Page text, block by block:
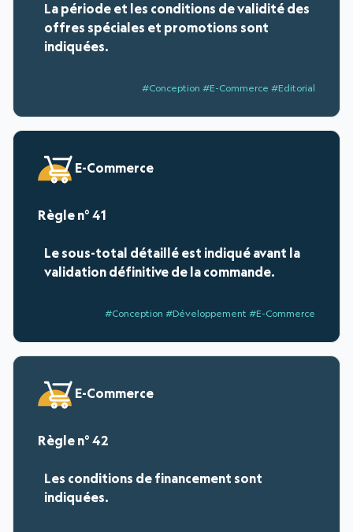
La période et les conditions de validité des
offres spéciales et promotions sont
indiquées.
#Conception #E-Commerce #Editorial
E-Commerce
41
Le sous-total détaillé est indiqué avant la
validation définitive de la commande.
#Conception #Développement #E-Commerce
E-Commerce
42
Les conditions de financement sont
indiquées.